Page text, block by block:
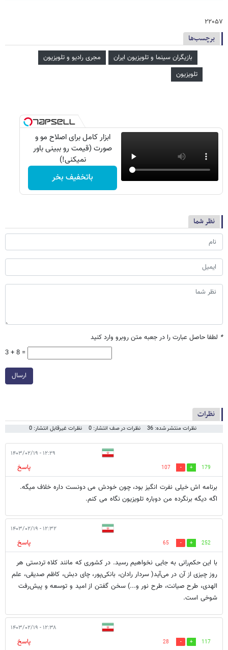
۲۲۰۵۷
برچسب‌ها
بازیگران سینما و تلویزیون ایران
مجری رادیو و تلویزیون
تلویزیون
ابزار کامل برای اصلاح مو و
صورت (قیمت رو ببینی باور
نمیکنی!)
باتخفیف بخر
نظر شما
* لطفا حاصل عبارت را در جعبه متن روبرو وارد کنید
3 + 8 =
ارسال
نظرات
نظرات منتشر شده: 36 نظرات در صف انتشار: 0 نظرات غیرقابل انتشار: 0
۱۲:۲۹ - ۱۴۰۳/۰۲/۱۹
179
107
پاسخ
برنامه اش خیلی نفرت انگیز بود، چون خودش می دونست داره خلاف میگه.
اگه دیگه برنگرده من دوباره تلویزیون نگاه می کنم.
۱۲:۳۲ - ۱۴۰۳/۰۲/۱۹
252
65
پاسخ
با این حکم‌رانی به جایی نخواهیم رسید. در کشوری که مانند کلاه تردستی هر
روز چیزی از آن در می‌آید( سردار رادان، بانکی‌پور، چای دبش، کاظم صدیقی، علم
‌الهدی، طرح صیانت، طرح نور و...) سخن گفتن از امید و توسعه و پیش‌رفت
شوخی است.
۱۲:۳۸ - ۱۴۰۳/۰۲/۱۹
117
28
پاسخ